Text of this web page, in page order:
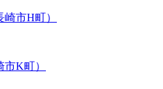
市H町）
K町）